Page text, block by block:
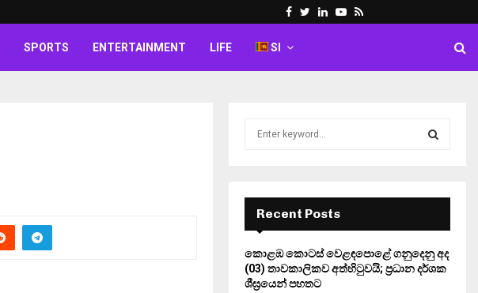
Facebook
Twitter
LinkedinYoutube
Rss
SPORTS ENTERTAINMENT LIFE SI
r
:
E
A
R
Recent Posts
කොළඹ කොටස් වෙළඳපොළේ ගනුදෙනු අද
(03) තාවකාලිකව අත්හිටුවයි; ප්‍රධාන දර්ශක
ශීඝ්‍රයෙන් පහතට